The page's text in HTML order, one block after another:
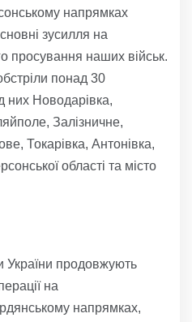
напрямках
зусилля на
просування наших військ.
понад 30
них Новодарівка,
Залізничне,
Токарівка, Антонівка,
області та місто
продовжують
на
напрямках,